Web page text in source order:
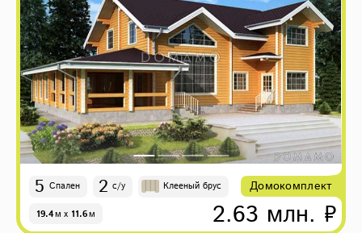
5 Спален 2 с/у Клееный брус
19.4м x 11.6м
Домокомплект
2.63 млн. ₽